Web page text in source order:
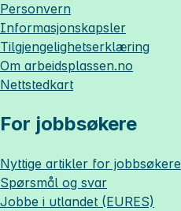
Personvern
Informasjonskapsler
Tilgjengelighetserklæring
Om arbeidsplassen.no
Nettstedkart
For jobbsøkere
Nyttige artikler for jobbsøkere
Spørsmål og svar
Jobbe i utlandet (EURES)